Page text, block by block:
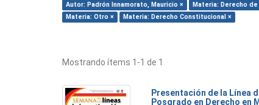
Autor: Padrón Innamorato, Mauricio ×
Materia: Derecho
Materia: Otro ×
Materia: Derecho Constitucional ×
Mostrando ítems 1-1 de 1
Presentación de la Línea
Posgrado en Derecho en